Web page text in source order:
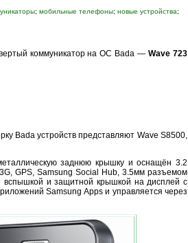
; мобильные телефоны; новые устройства;
коммуникатор на ОС Bada —Wave 723
Bada устройств представляют Wave S8500,
заднюю крышку и оснащён 3.2
GPS, Samsung Social Hub, 3.5мм разъемом
и защитной крышкой на дисплей с
Samsung Apps и управляется через